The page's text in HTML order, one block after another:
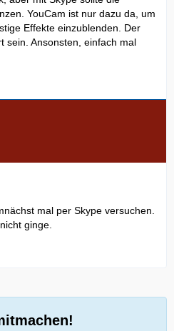
YouCam ist nur dazu da, um
Effekte einzublenden. Der
sein. Ansonsten, einfach mal
mal per Skype versuchen.
ginge.